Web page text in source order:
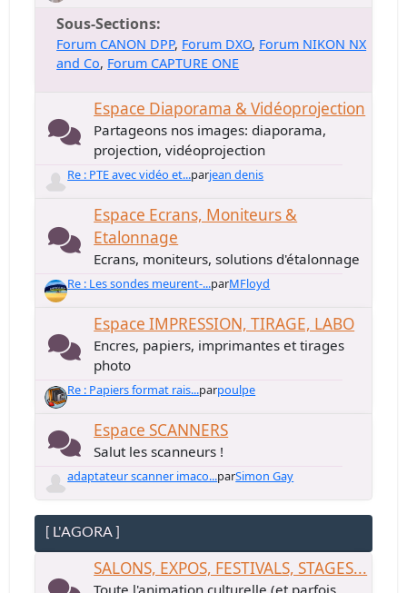
Sous-Sections
Forum CANON DPP Forum DXO Forum NIKON NX
and Co Forum CAPTURE ONE
Espace Diaporama & Vidéoprojection
Partageons nos images: diaporama,
projection, vidéoprojection
Re : PTE avec vidéo et...parjean denis
Espace Ecrans, Moniteurs &
Etalonnage
Ecrans, moniteurs, solutions d'étalonnage
Re : Les sondes meurent-...parMFloyd
Espace IMPRESSION, TIRAGE, LABO
Encres, papiers, imprimantes et tirages
photo
Re : Papiers format rais...parpoulpe
Espace SCANNERS
Salut les scanneurs !
adaptateur scanner imaco...parSimon Gay
[ L'AGORA ]
SALONS, EXPOS, FESTIVALS, STAGES...
Toute l'animation culturelle (et parfois